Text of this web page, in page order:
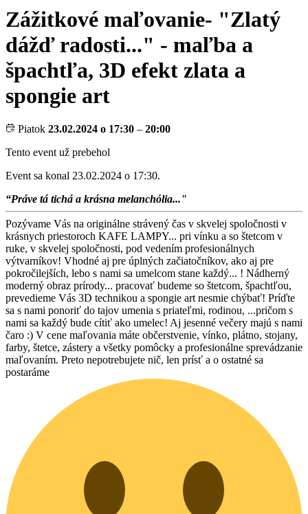
Zážitkové maľovanie- "Zlatý
dážď radosti..." - maľba a
špachtľa, 3D efekt zlata a
spongie art
Piatok 23.02.2024 o 17:30 – 20:00
Tento event už prebehol
Event sa konal 23.02.2024 o 17:30.
“Práve tá tichá a krásna melanchólia..."
Pozývame Vás na originálne strávený čas v skvelej spoločnosti v
krásnych priestoroch KAFE LAMPY... pri vínku a so štetcom v
ruke, v skvelej spoločnosti, pod vedením profesionálnych
výtvarníkov! Vhodné aj pre úplných začiatočníkov, ako aj pre
pokročilejších, lebo s nami sa umelcom stane každý... ! Nádherný
moderný obraz prírody... pracovať budeme so štetcom, špachtľou,
prevedieme Vás 3D technikou a spongie art nesmie chýbať! Príďte
sa s nami ponoriť do tajov umenia s priateľmi, rodinou, ...pričom s
nami sa každý bude cítiť ako umelec! Aj jesenné večery majú s nami
čaro :) V cene maľovania máte občerstvenie, vínko, plátno, stojany,
farby, štetce, zástery a všetky pomôcky a profesionálne sprevádzanie
maľovaním. Preto nepotrebujete nič, len prísť a o ostatné sa
postaráme